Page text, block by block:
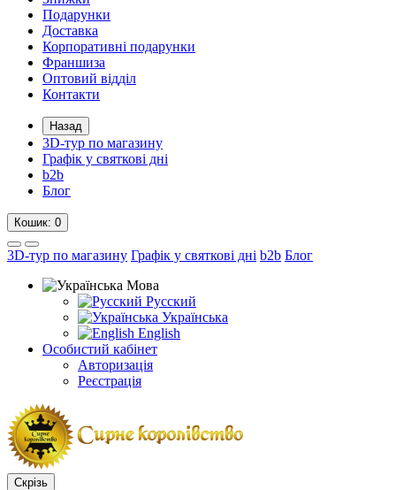
Подарунки
Доставка
Корпоративні подарунки
Франшиза
Оптовий відділ
Контакти
Назад
3D-тур по магазину
Графік у святкові дні
b2b
Блог
Кошик: 0
3D-тур по магазину Графік у святкові дні b2b Блог
Мова
Русский
Українська
English
Особистий кабінет
Авторизація
Реєстрація
Скрізь